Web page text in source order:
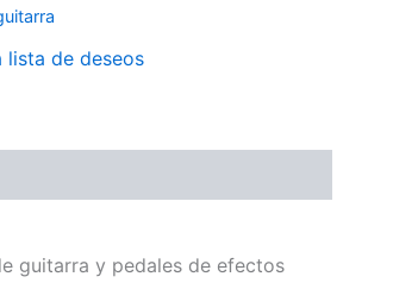
lista de deseos
guitarra y pedales de efectos